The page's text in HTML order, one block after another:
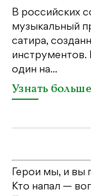
В российских
музыкальный
сатира,
инструментов.
один на...
Узнать больше
Герои мы, и вы
Кто напал —